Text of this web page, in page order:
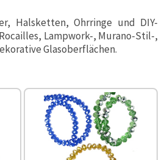
Halsketten, Ohrringe und DIY-
Lampwork-, Murano-Stil-,
Glasoberflächen.